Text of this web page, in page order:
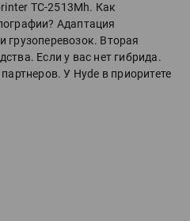
ТС-2513Mh. Как
Адаптация
грузоперевозок. Вторая
Если у вас нет гибрида.
У Hyde в приоритете